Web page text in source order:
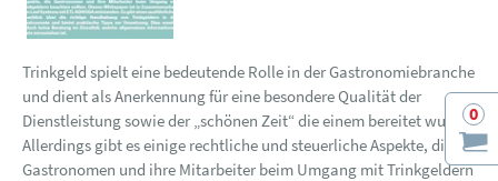
0
Trinkgeld spielt eine bedeutende Rolle in der Gastronomiebranche
und dient als Anerkennung für eine besondere Qualität der
Dienstleistung sowie der „schönen Zeit“ die einem bereitet wurde.
Allerdings gibt es einige rechtliche und steuerliche Aspekte, die
Gastronomen und ihre Mitarbeiter beim Umgang mit Trinkgeldern